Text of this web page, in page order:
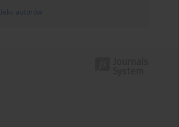
autorów